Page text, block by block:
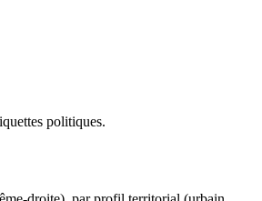
politiques.